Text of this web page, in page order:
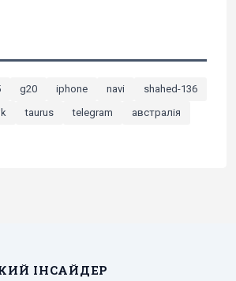
g20 iphone navi
shahed-136
taurus telegram
австралія
ІНСАЙДЕР